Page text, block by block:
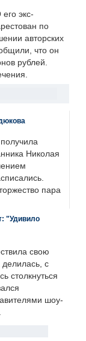
экс-
по
авторских
что он
рублей.
Николая
пара
"Удивило
свою
с
столкнуться
шоу-